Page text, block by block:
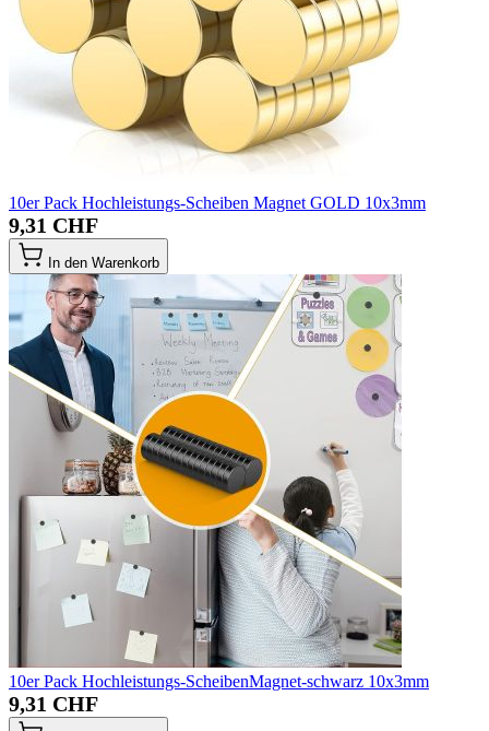
10er Pack Hochleistungs-Scheiben Magnet GOLD 10x3mm
9,31 CHF
In den Warenkorb
10er Pack Hochleistungs-ScheibenMagnet-schwarz 10x3mm
9,31 CHF